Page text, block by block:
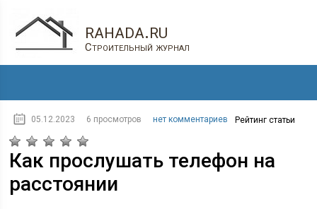
rahada.ru
Строительный журнал
05.12.2023 6 просмотров нет комментариев Рейтинг статьи
Как прослушать телефон на
расстоянии